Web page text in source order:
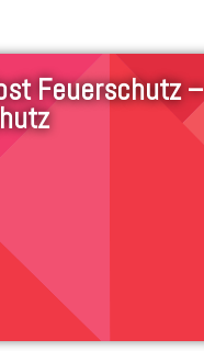
Feuerschutz –